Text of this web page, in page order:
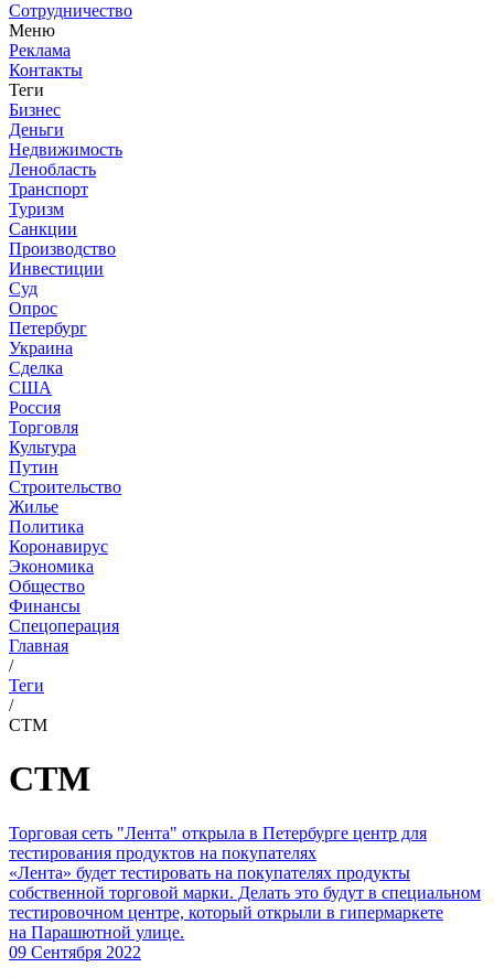
Сотрудничество
Меню
Реклама
Контакты
Теги
Бизнес
Деньги
Недвижимость
Ленобласть
Транспорт
Туризм
Санкции
Производство
Инвестиции
Суд
Опрос
Петербург
Украина
Сделка
США
Россия
Торговля
Культура
Путин
Строительство
Жилье
Политика
Коронавирус
Экономика
Общество
Финансы
Спецоперация
Главная
/
Теги
/
СТМ
СТМ
Торговая сеть "Лента" открыла в Петербурге центр для
тестирования продуктов на покупателях
«Лента» будет тестировать на покупателях продукты
собственной торговой марки. Делать это будут в специальном
тестировочном центре, который открыли в гипермаркете
на Парашютной улице.
09 Сентября 2022